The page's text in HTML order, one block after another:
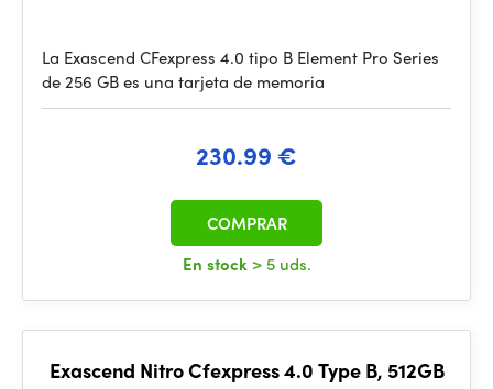
La Exascend CFexpress 4.0 tipo B Element Pro Series
de 256 GB es una tarjeta de memoria
230.99 €
En stock > 5 uds.
COMPRAR
Exascend Nitro Cfexpress 4.0 Type B, 512GB